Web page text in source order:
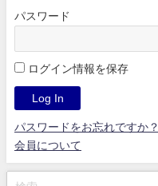
パスワード
ログイン情報を保存
パスワードをお忘れですか？
会員について